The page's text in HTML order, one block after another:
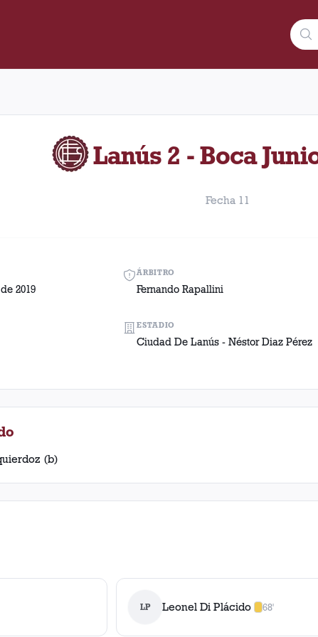
y Boca Juniors disputado el Jueves, 31 de octubre de
Lanús 2 - Boca
Fecha 11
2019
ÁRBITRO
Fernando Rapallini
ESTADIO
Ciudad De Lanús - Néstor Diaz Pérez
(b)
LP Leonel Di Plácido 68'
1amarilla